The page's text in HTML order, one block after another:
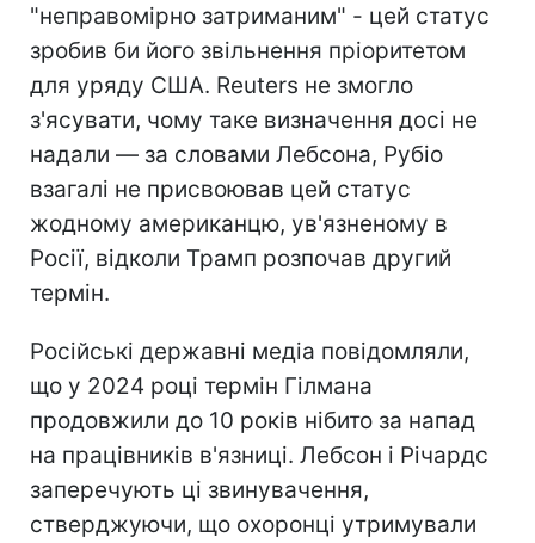
"неправомірно затриманим" - цей статус
зробив би його звільнення пріоритетом
для уряду США. Reuters не змогло
з'ясувати, чому таке визначення досі не
надали — за словами Лебсона, Рубіо
взагалі не присвоював цей статус
жодному американцю, ув'язненому в
Росії, відколи Трамп розпочав другий
термін.
Російські державні медіа повідомляли,
що у 2024 році термін Гілмана
продовжили до 10 років нібито за напад
на працівників в'язниці. Лебсон і Річардс
заперечують ці звинувачення,
стверджуючи, що охоронці утримували